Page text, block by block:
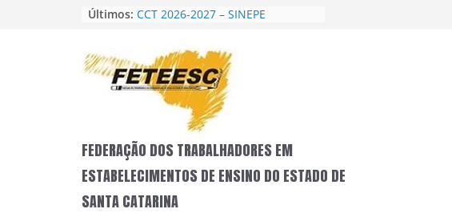
Últimos: CCT 2026-2027 – SINEPE
Programação do XXXII QUALIEDUC
Vem aí o XXXII QUALIEDUC!
CCT SINEPE – FECHADA
FEDERAÇÃO DOS TRABALHADORES EM
ESTABELECIMENTOS DE ENSINO DO ESTADO DE
SANTA CATARINA